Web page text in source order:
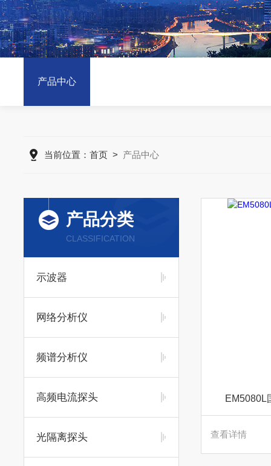
产品中心
当前位置： 首页 > 产品中心
产品分类
CLASSIFICATION
示波器
网络分析仪
频谱分析仪
高频电流探头
光隔离探头
EM5080L
查看详情